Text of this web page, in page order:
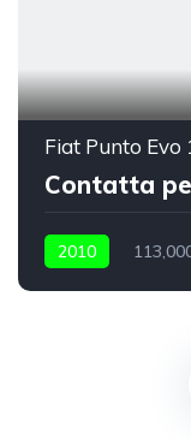
Fiat Punto Evo
Contatta
2010